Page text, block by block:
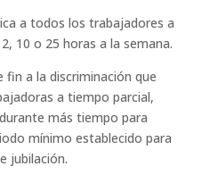
a todos los trabajadores a
10 o 25 horas a la semana.
fin a la discriminación que
a tiempo parcial,
más tiempo para
mínimo establecido para
jubilación.